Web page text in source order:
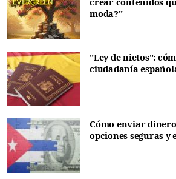
moda?"
"Ley de nietos":
ciudadanía
Cómo enviar
opciones seguras y